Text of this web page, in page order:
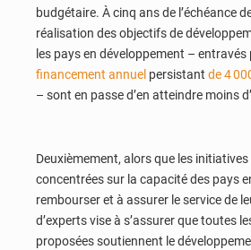
budgétaire. À cinq ans de l’échéance
réalisation des objectifs de
les pays en développement – entravés
financement annuel persistant de 4
– sont en passe d’en atteindre moins
Deuxièmement, alors que les
concentrées sur la capacité des pays
rembourser et à assurer le service de
d’experts vise à s’assurer que toutes
proposées soutiennent le